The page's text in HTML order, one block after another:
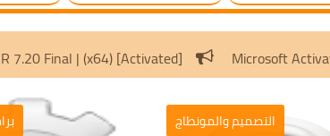
WinRAR 7.20 Final | (x64) [Activated]
التصميم والمونطاج